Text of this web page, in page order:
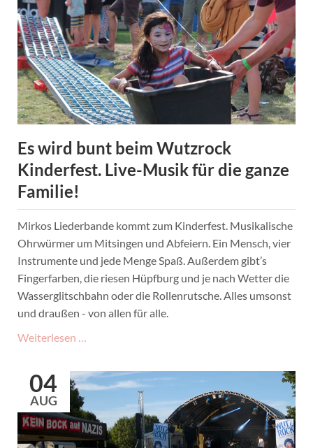
Es wird bunt beim Wutzrock
Kinderfest. Live-Musik für die ganze
Familie!
Mirkos Liederbande kommt zum Kinderfest. Musikalische
Ohrwürmer um Mitsingen und Abfeiern. Ein Mensch, vier
Instrumente und jede Menge Spaß. Außerdem gibt’s
Fingerfarben, die riesen Hüpfburg und je nach Wetter die
Wasserglitschbahn oder die Rollenrutsche. Alles umsonst
und draußen - von allen für alle.
Weiterlesen …
bunt
beim
Wutzrock
Kinderfest.
Live-
04
AUG